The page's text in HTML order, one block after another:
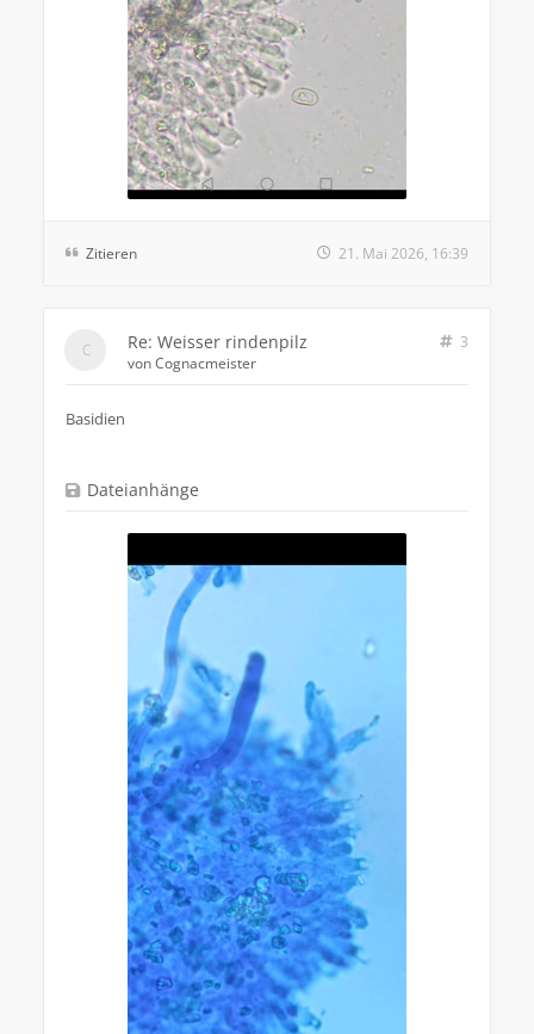
Zitieren 21. Mai 2026, 16:39
Re: Weisser rindenpilz
3
vonCognacmeister
Basidien
Dateianhänge